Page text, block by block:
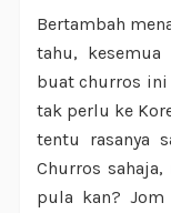
Bertambah
tahu, kesemua
buat churros ini
tak perlu ke
tentu rasanya
Churros sahaja,
pula kan? Jom